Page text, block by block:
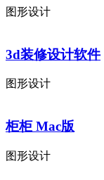
图形设计
3d装修设计软件
图形设计
柜柜 Mac版
图形设计